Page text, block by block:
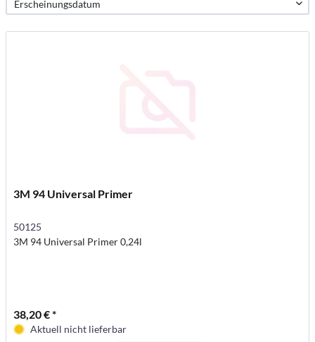
3M 94 Universal Primer
50125
3M 94 Universal Primer 0,24l
38,20 € *
Aktuell nicht lieferbar